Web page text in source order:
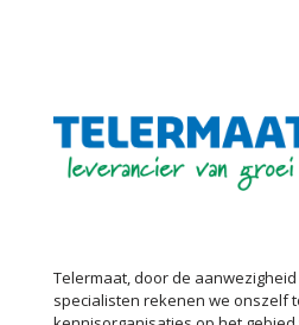
Telermaat, door de
specialisten rekenen we onszelf